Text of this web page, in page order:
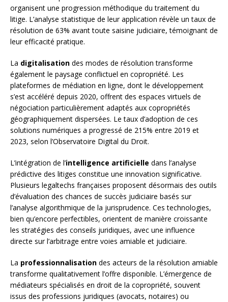
organisent une progression méthodique du traitement du
litige. L’analyse statistique de leur application révèle un taux de
résolution de 63% avant toute saisine judiciaire, témoignant de
leur efficacité pratique.
La digitalisation des modes de résolution transforme
également le paysage conflictuel en copropriété. Les
plateformes de médiation en ligne, dont le développement
s’est accéléré depuis 2020, offrent des espaces virtuels de
négociation particulièrement adaptés aux copropriétés
géographiquement dispersées. Le taux d’adoption de ces
solutions numériques a progressé de 215% entre 2019 et
2023, selon l’Observatoire Digital du Droit.
L’intégration de l’intelligence artificielle dans l’analyse
prédictive des litiges constitue une innovation significative.
Plusieurs legaltechs françaises proposent désormais des outils
d’évaluation des chances de succès judiciaire basés sur
l’analyse algorithmique de la jurisprudence. Ces technologies,
bien qu’encore perfectibles, orientent de manière croissante
les stratégies des conseils juridiques, avec une influence
directe sur l’arbitrage entre voies amiable et judiciaire.
La professionnalisation des acteurs de la résolution amiable
transforme qualitativement l’offre disponible. L’émergence de
médiateurs spécialisés en droit de la copropriété, souvent
issus des professions juridiques (avocats, notaires) ou